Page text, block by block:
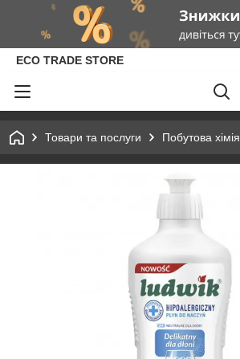
ECO TRADE STORE
Товари та послуги Побутова хімія